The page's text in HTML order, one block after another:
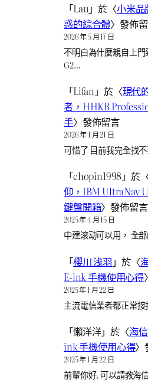
「Lau」於〈小米品
惑的綜合體〉發佈
2026 年 5 月 17 日
不明白為什麼親自上
G2…
「Lifan 」於〈現代
者，HHKB
手〉發佈留言
2026 年 1 月 21 日
可惜了 目前我完全找
「chopin1998 」於
仰，IBM UltraNav
鍵盤開箱〉發佈留言
2025 年 4 月 15 日
中建滚动可以用， 全
「櫻川 浅羽 」於〈
E-ink 手機使用心得
2025 年 1 月 22 日
主流電信業者都正常
「懶洋洋」於〈海
ink 手機使用心得〉
2025 年 1 月 22 日
前輩你好, 可以請教海